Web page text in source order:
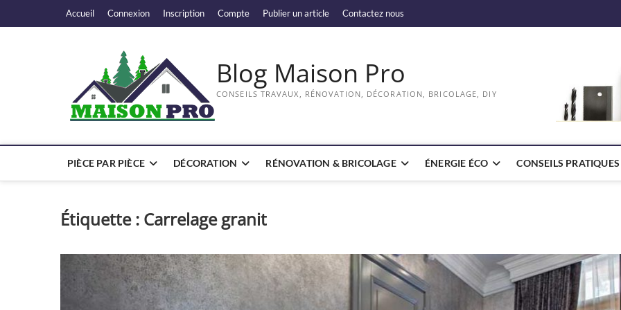
Accueil Connexion Inscription Compte Publier un article Contactez nous
Blog Maison Pro
CONSEILS TRAVAUX, RÉNOVATION, DÉCORATION, BRICOLAGE, DIY
PIÈCE PAR PIÈCE DÉCORATION RÉNOVATION & BRICOLAGE ÉNERGIE ÉCO CONSEILS PRATIQUES
Étiquette : Carrelage granit